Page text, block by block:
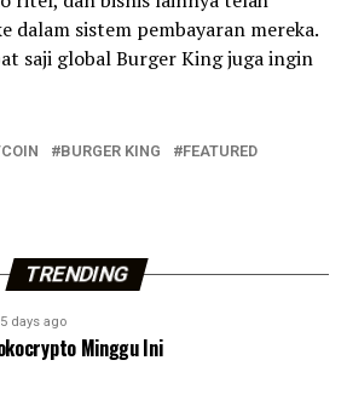
dalam sistem pembayaran mereka.
saji global Burger King juga ingin
BURGER KING
FEATURED
TRENDING
5 days ago
Minggu Ini